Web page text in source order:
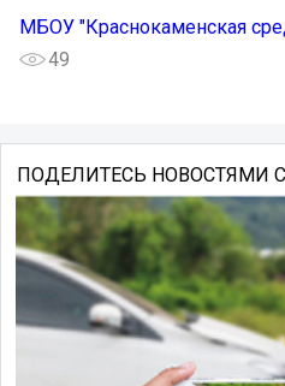
МБОУ "Краснокаменская
49
ПОДЕЛИТЕСЬ НОВОСТЯМИ